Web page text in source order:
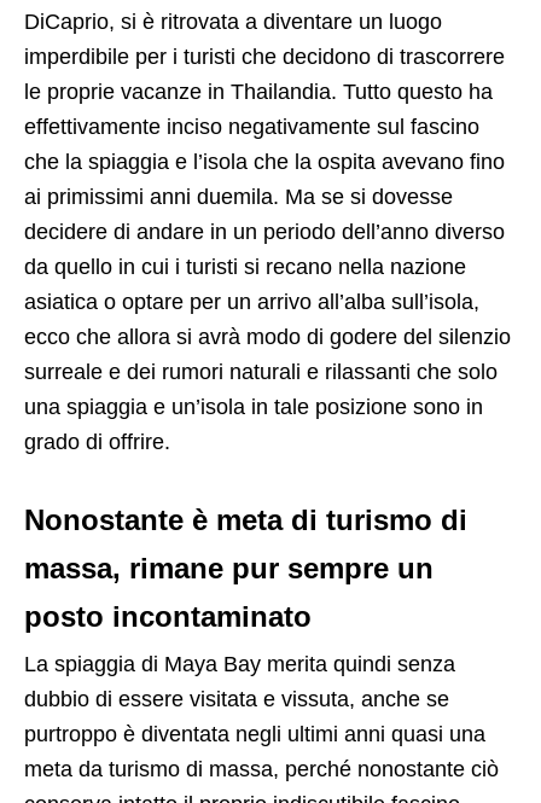
DiCaprio, si è ritrovata a diventare un luogo
imperdibile per i turisti che decidono di trascorrere
le proprie vacanze in Thailandia. Tutto questo ha
effettivamente inciso negativamente sul fascino
che la spiaggia e l’isola che la ospita avevano fino
ai primissimi anni duemila. Ma se si dovesse
decidere di andare in un periodo dell’anno diverso
da quello in cui i turisti si recano nella nazione
asiatica o optare per un arrivo all’alba sull’isola,
ecco che allora si avrà modo di godere del silenzio
surreale e dei rumori naturali e rilassanti che solo
una spiaggia e un’isola in tale posizione sono in
grado di offrire.
Nonostante è meta di turismo di
massa, rimane pur sempre un
posto incontaminato
La spiaggia di Maya Bay merita quindi senza
dubbio di essere visitata e vissuta, anche se
purtroppo è diventata negli ultimi anni quasi una
meta da turismo di massa, perché nonostante ciò